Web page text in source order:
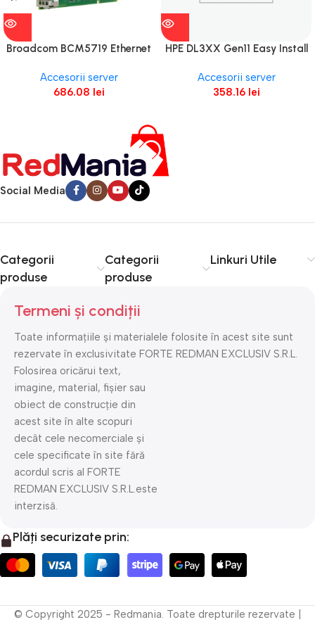
Broadcom BCM5719 Ethernet
Adapter for HPE
Accesorii server
686.08 lei
HPE DL3XX Gen11 Easy Install
Accesorii server
358.16 lei
Social Media
Categorii
produse
Categorii
produse
Linkuri Utile
Termeni și condiții
Toate informațiile și materialele folosite în acest site sunt
rezervate în exclusivitate FORTE REDMAN EXCLUSIV S.R.L.
Folosirea oricărui text,
imagine, material, fișier sau
obiect de construcție din
acest site în alte scopuri
decât cele necomerciale și
cele specificate în site fără
acordul scris al FORTE
REDMAN EXCLUSIV S.R.L.este
interzisă.
Plăți securizate prin:
© Copyright 2025 - Redmania. Toate drepturile rezervate |